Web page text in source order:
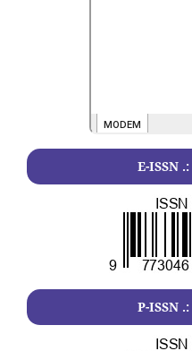
E-ISSN .:
P-ISSN .: